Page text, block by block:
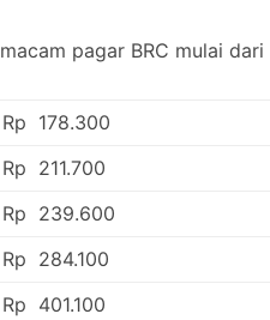
pagar BRC mulai dari
Rp 178.300
Rp 211.700
Rp 239.600
Rp 284.100
Rp 401.100